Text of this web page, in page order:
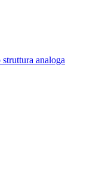
analoga